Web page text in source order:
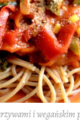
i wegańskim